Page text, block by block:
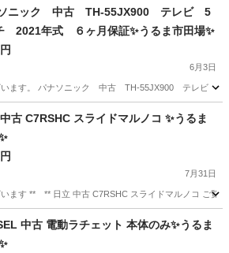
ソニック 中古 TH-55JX900 テレビ 5
2021年式 ６ヶ月保証✨うるま市田場✨
6月3日
います。 パナソニック 中古 TH-55JX900 テレビ 55
古 C7RSHC スライドマルノコ ✨うるま
7月31日
います ** ** 日立 中古 C7RSHC スライドマルノコ ご
RSHC
中古 電動ラチェット 本体のみ✨うるま